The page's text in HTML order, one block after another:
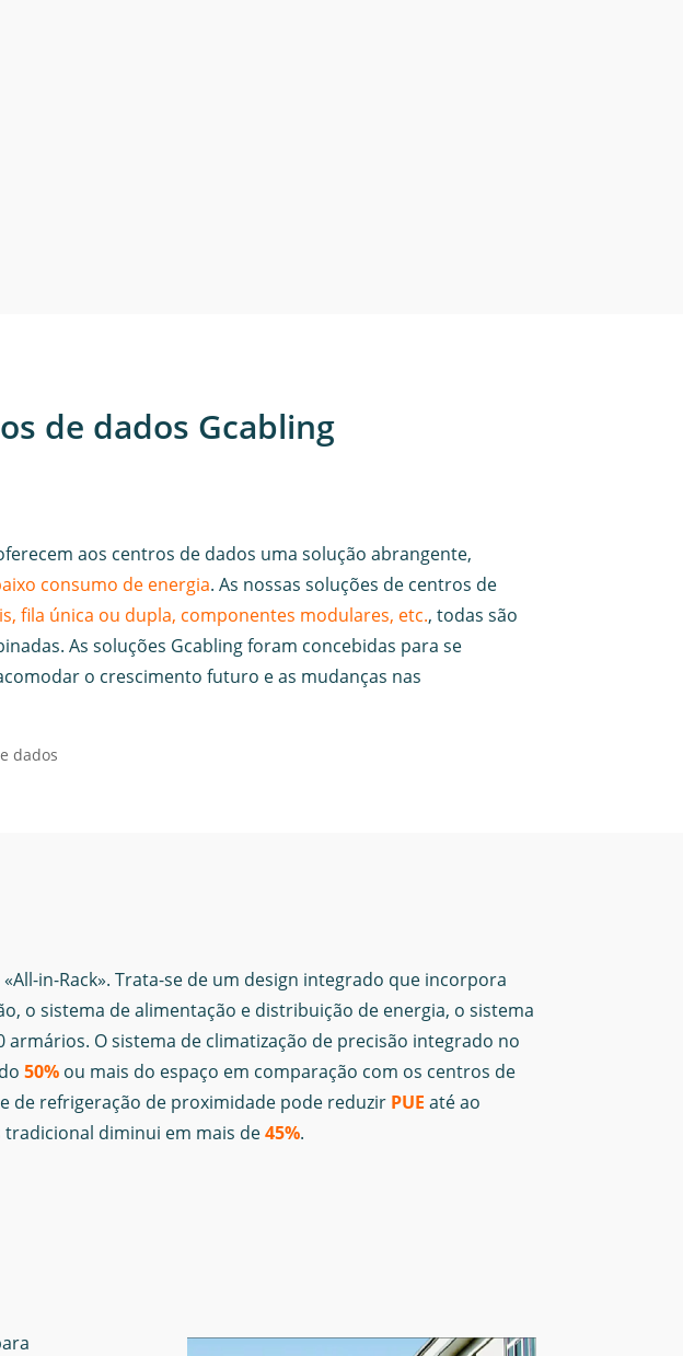
de dados Gcabling
aos centros de dados uma solução abrangente,
consumo de energia. As nossas soluções de centros de
fila única ou dupla, componentes modulares, etc., todas são
As soluções Gcabling foram concebidas para se
o crescimento futuro e as mudanças nas
in-Rack». Trata-se de um design integrado que incorpora
o sistema de alimentação e distribuição de energia, o sistema
O sistema de climatização de precisão integrado no
50% ou mais do espaço em comparação com os centros de
de refrigeração de proximidade pode reduzir PUEaté ao
tradicional diminui em mais de45%.